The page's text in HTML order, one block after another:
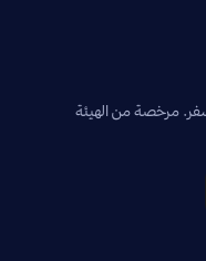
مرخصة من الهيئة